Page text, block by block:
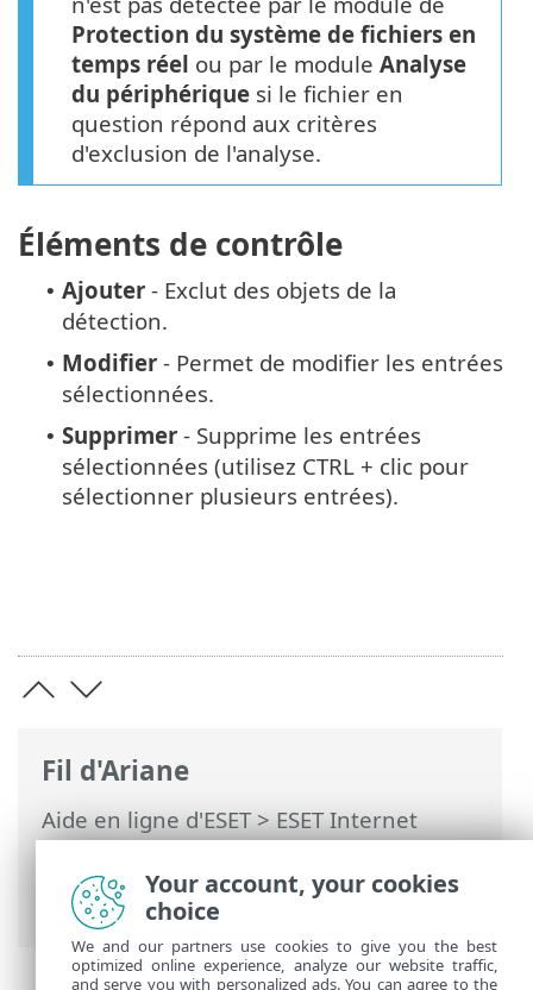
Fil d'Ariane
Aide en ligne d'ESET>ESET Internet
Security>Configuration avancée>
Analyse>Exclusions> Exclusions de
performance
Protection du système de fichiers en
temps réel ou par le module Analyse
du périphérique si le fichier en
question répond aux critères
d'exclusion de l'analyse.
Éléments de contrôle
• Ajouter - Exclut des objets de la
détection.
• Modifier - Permet de modifier les entrées
sélectionnées.
• Supprimer - Supprime les entrées
sélectionnées (utilisez CTRL + clic pour
sélectionner plusieurs entrées).
Your account, your cookies
choice
We and our partners use cookies to give you the best
optimized online experience, analyze our website traffic,
and serve you with personalized ads. You can agree to the